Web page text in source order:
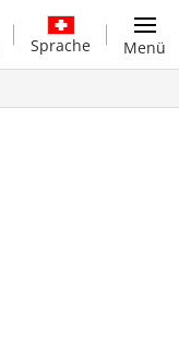
Sprache Menü